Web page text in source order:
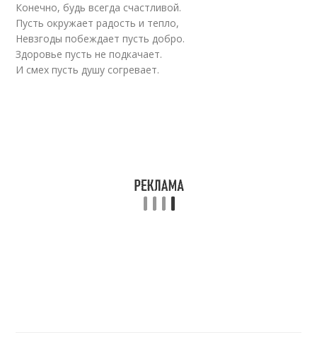
Конечно, будь всегда счастливой.
Пусть окружает радость и тепло,
Невзгоды побеждает пусть добро.
Здоровье пусть не подкачает.
И смех пусть душу согревает.